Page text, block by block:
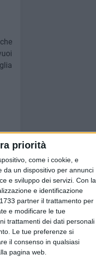
priorità
come i cookie, e
da un dispositivo per annunci
e sviluppo dei servizi. Con la
e identificazione
partner il trattamento per
e modificare le tue
trattamenti dei dati personali
Le tue preferenze si
il consenso in qualsiasi
pagina web.